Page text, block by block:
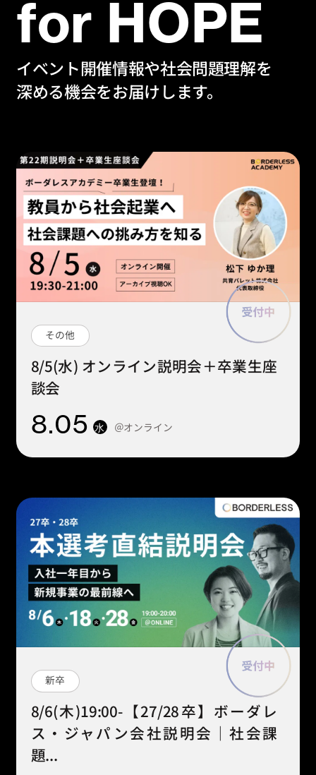
for HOPE
イベント開催情報や社会問題理解を
深める機会をお届けします。
その他
8/5(水) オンライン説明会＋卒業生座
談会
8.05 水 ＠オンライン
新卒
8/6(木)19:00-【27/28卒】ボーダレ
ス・ジャパン会社説明会｜社会課
題...